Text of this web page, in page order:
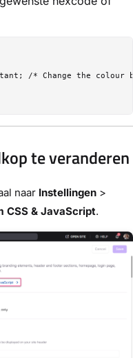
/* Change the colour
te veranderen
naar Instellingen >
CSS & JavaScript.